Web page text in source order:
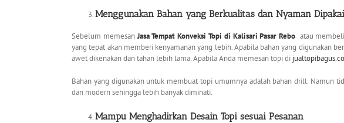
Menggunakan Bahan yang Berkualitas dan Nyaman Dipakai
Sebelum memesanJasa Tempat Konveksi Topi di Kalisari Pasar Rebo atau
yang tepat akan memberi kenyamanan yang lebih. Apabila bahan yang digunakan
awet dikenakan dan tahan lebih lama. Apabila Anda memesan topi di
Bahan yang digunakan untuk membuat topi umumnya adalah bahan drill. Namun
dan modern sehingga lebih banyak diminati.
Mampu Menghadirkan Desain Topi sesuai Pesanan